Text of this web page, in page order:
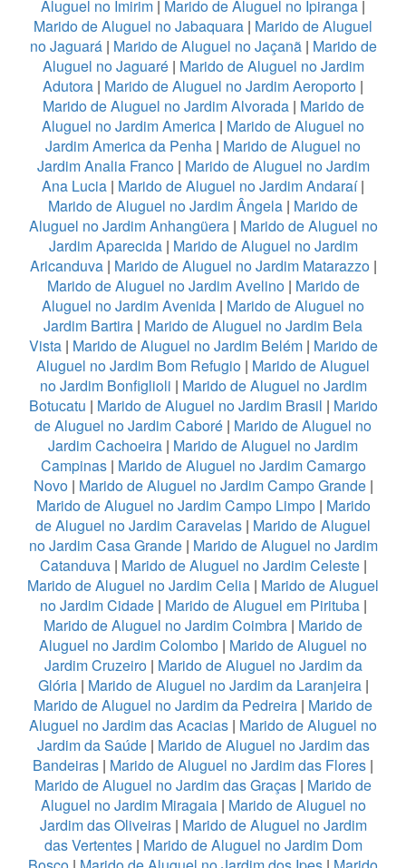
Aluguel no Imirim | Marido de Aluguel no Ipiranga |
Marido de Aluguel no Jabaquara | Marido de Aluguel
no Jaguará| Marido de Aluguel no Jaçanã| Marido de
Aluguel no Jaguaré| Marido de Aluguel no Jardim
Adutora | Marido de Aluguel no Jardim Aeroporto |
Marido de Aluguel no Jardim Alvorada| Marido de
Aluguel no Jardim America | Marido de Aluguel no
Jardim America da Penha | Marido de Aluguel no
Jardim Analia Franco| Marido de Aluguel no Jardim
Ana Lucia | Marido de Aluguel no Jardim Andaraí|
Marido de Aluguel no Jardim Ângela | Marido de
Aluguel no Jardim Anhangüera| Marido de Aluguel no
Jardim Aparecida| Marido de Aluguel no Jardim
Aricanduva| Marido de Aluguel no Jardim Matarazzo|
Marido de Aluguel no Jardim Avelino| Marido de
Aluguel no Jardim Avenida | Marido de Aluguel no
Jardim Bartira | Marido de Aluguel no Jardim Bela
Vista| Marido de Aluguel no Jardim Belém| Marido de
Aluguel no Jardim Bom Refugio | Marido de Aluguel
no Jardim Bonfiglioli | Marido de Aluguel no Jardim
Botucatu | Marido de Aluguel no Jardim Brasil | Marido
de Aluguel no Jardim Caboré | Marido de Aluguel no
Jardim Cachoeira | Marido de Aluguel no Jardim
Campinas| Marido de Aluguel no Jardim Camargo
Novo| Marido de Aluguel no Jardim Campo Grande|
Marido de Aluguel no Jardim Campo Limpo| Marido
de Aluguel no Jardim Caravelas | Marido de Aluguel
no Jardim Casa Grande| Marido de Aluguel no Jardim
Catanduva| Marido de Aluguel no Jardim Celeste|
Marido de Aluguel no Jardim Celia | Marido de Aluguel
no Jardim Cidade| Marido de Aluguel em Pirituba|
Marido de Aluguel no Jardim Coimbra | Marido de
Aluguel no Jardim Colombo | Marido de Aluguel no
Jardim Cruzeiro| Marido de Aluguel no Jardim da
Glória| Marido de Aluguel no Jardim da Laranjeira|
Marido de Aluguel no Jardim da Pedreira | Marido de
Aluguel no Jardim das Acacias | Marido de Aluguel no
Jardim da Saúde| Marido de Aluguel no Jardim das
Bandeiras | Marido de Aluguel no Jardim das Flores |
Marido de Aluguel no Jardim das Graças | Marido de
Aluguel no Jardim Miragaia| Marido de Aluguel no
Jardim das Oliveiras| Marido de Aluguel no Jardim
das Vertentes| Marido de Aluguel no Jardim Dom